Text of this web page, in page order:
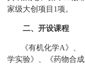
家级大创项目 1项。
二、开设课程
《有机化学A》、
学实验》、《药物合成